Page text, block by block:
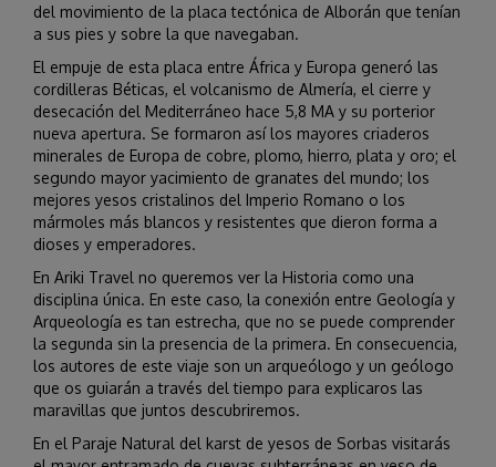
del movimiento de la placa tectónica de Alborán que tenían
a sus pies y sobre la que navegaban.
El empuje de esta placa entre África y Europa generó las
cordilleras Béticas, el volcanismo de Almería, el cierre y
desecación del Mediterráneo hace 5,8 MA y su porterior
nueva apertura. Se formaron así los mayores criaderos
minerales de Europa de cobre, plomo, hierro, plata y oro; el
segundo mayor yacimiento de granates del mundo; los
mejores yesos cristalinos del Imperio Romano o los
mármoles más blancos y resistentes que dieron forma a
dioses y emperadores.
En Ariki Travel no queremos ver la Historia como una
disciplina única. En este caso, la conexión entre Geología y
Arqueología es tan estrecha, que no se puede comprender
la segunda sin la presencia de la primera. En consecuencia,
los autores de este viaje son un arqueólogo y un geólogo
que os guiarán a través del tiempo para explicaros las
maravillas que juntos descubriremos.
En el Paraje Natural del karst de yesos de Sorbas visitarás